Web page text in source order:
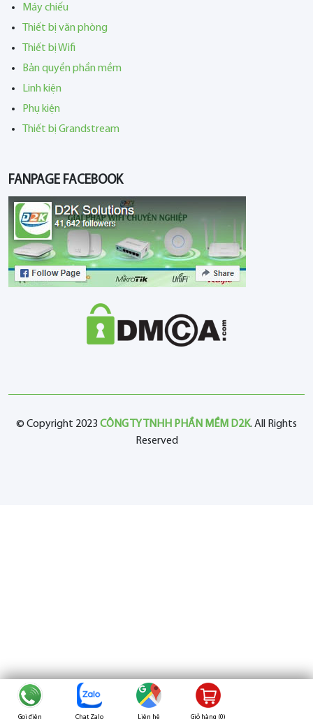
Máy chiếu
Thiết bị văn phòng
Thiết bị Wifi
Bản quyền phần mềm
Linh kiện
Phụ kiện
Thiết bị Grandstream
FANPAGE FACEBOOK
© Copyright 2023 CÔNG TY TNHH PHẦN MỀM D2K. All Rights
Reserved
Gọi điện Chat Zalo Liên hệ Giỏ hàng (0)